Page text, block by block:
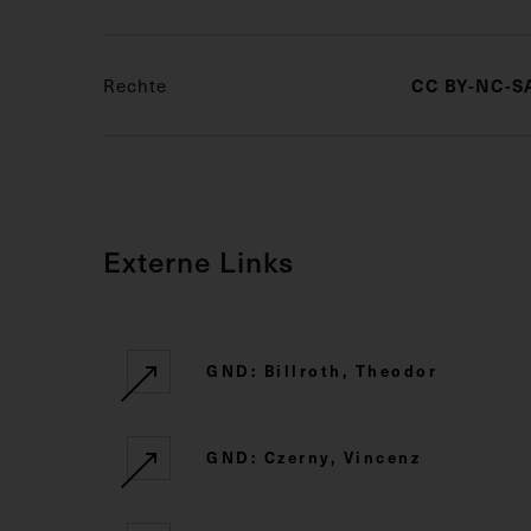
Rechte CC BY-NC-
Externe Links
GND: Billroth, Theodor
GND: Czerny, Vincenz